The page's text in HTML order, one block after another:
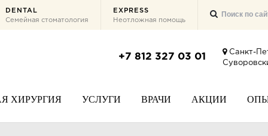
DENTAL
Семейная стоматология
EXPRESS
Неотложная помощь
+7 812 327 03 01
Санкт-
ХИРУРГИЯ УСЛУГИ ВРАЧИ АКЦИИ